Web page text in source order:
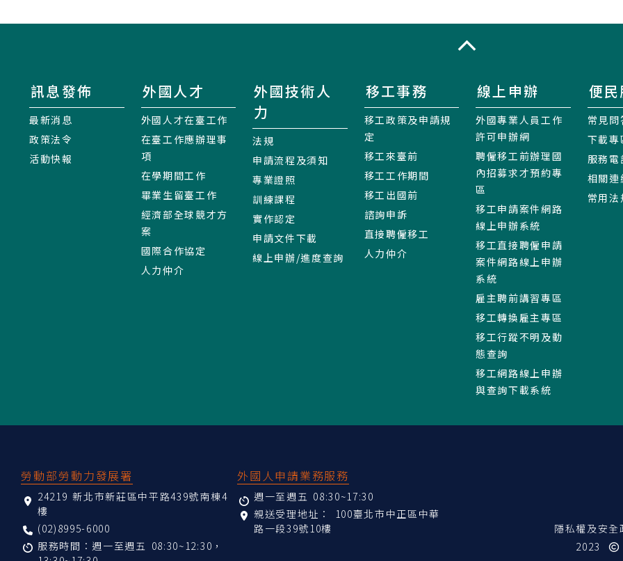
訊息發佈
最新消息
政策法令
活動快報
外國人才
外國人才在臺工作
在臺工作應辦理事
項
在學期間工作
畢業生留臺工作
經濟部全球競才方
案
國際合作協定
人力仲介
外國技術人
力
法規
申請流程及須知
專業證照
訓練課程
實作認定
申請文件下載
線上申辦/進度查詢
移工事務
移工政策及申請規
定
移工來臺前
移工工作期間
移工出國前
諮詢申訴
直接聘僱移工
人力仲介
線上申辦
外國專業人員工作
許可申辦網
聘僱移工前辦理國
內招募求才預約專
區
移工申請案件網路
線上申辦系統
移工直接聘僱申請
案件網路線上申辦
系統
雇主聘前講習專區
移工轉換雇主專區
移工行蹤不明及動
態查詢
移工網路線上申辦
與查詢下載系統
便
常見問
下載專
服務電
相關連
常用法
勞動部勞動力發展署
24219 新北市新莊區中平路439號南棟4
樓
(02)8995-6000
服務時間：週一至週五 08:30~12:30，
外國人申請業務服務
週一至週五 08:30~17:30
親送受理地址： 100臺北市中正區中華
路一段39號10樓
隱私權及安全
2023